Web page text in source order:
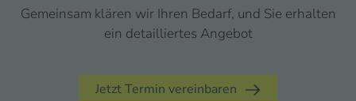
Gemeinsam klären wir Ihren Bedarf, und Sie erhalten
ein detailliertes Angebot
Jetzt Termin vereinbaren